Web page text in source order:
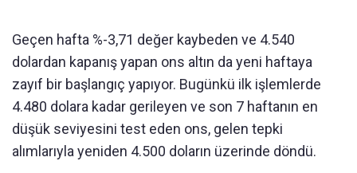
Geçen hafta %-3,71 değer kaybeden ve 4.540
dolardan kapanış yapan ons altın da yeni haftaya
zayıf bir başlangıç yapıyor. Bugünkü ilk işlemlerde
4.480 dolara kadar gerileyen ve son 7 haftanın en
düşük seviyesini test eden ons, gelen tepki
alımlarıyla yeniden 4.500 doların üzerinde döndü.